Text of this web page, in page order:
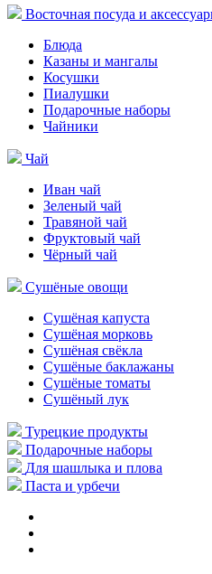
Восточная посуда и
Блюда
Казаны и мангалы
Косушки
Пиалушки
Подарочные наборы
Чайники
Чай
Иван чай
Зеленый чай
Травяной чай
Фруктовый чай
Чёрный чай
Сушёные овощи
Сушёная капуста
Сушёная морковь
Сушёная свёкла
Сушёные баклажаны
Сушёные томаты
Сушёный лук
Турецкие продукты
Подарочные наборы
Для шашлыка и плова
Паста и урбечи